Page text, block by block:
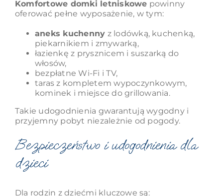
Komfortowe domki letniskowe powinny
oferować pełne wyposażenie, w tym:
aneks kuchenny z lodówką, kuchenką,
piekarnikiem i zmywarką,
łazienkę z prysznicem i suszarką do
włosów,
bezpłatne Wi-Fi i TV,
taras z kompletem wypoczynkowym,
kominek i miejsce do grillowania.
Takie udogodnienia gwarantują wygodny i
przyjemny pobyt niezależnie od pogody.
Bezpieczeństwo i udogodnienia dla
dzieci
Dla rodzin z dziećmi kluczowe są: